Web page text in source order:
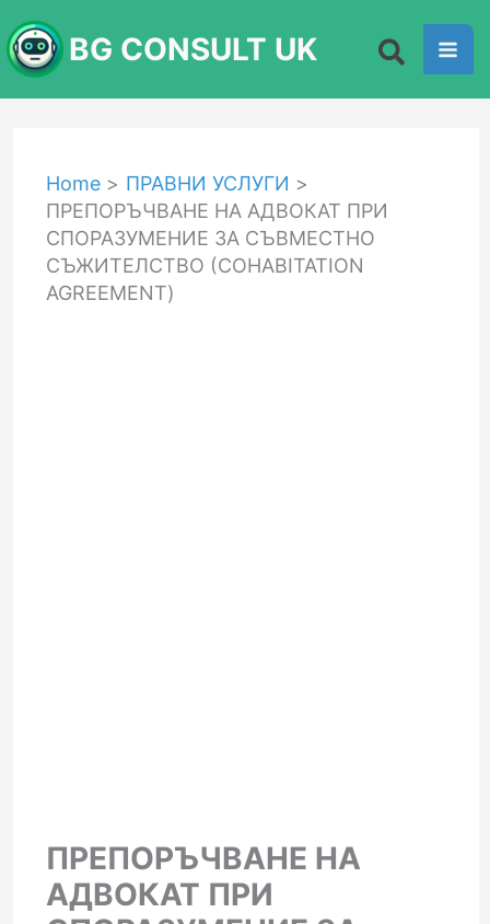
to
content
BG CONSULT UK
Home
ПРАВНИ УСЛУГИ
ПРЕПОРЪЧВАНЕ НА АДВОКАТ ПРИ
СПОРАЗУМЕНИЕ ЗА СЪВМЕСТНО
СЪЖИТЕЛСТВО (COHABITATION
AGREEMENT)
ПРЕПОРЪЧВАНЕ НА
АДВОКАТ ПРИ